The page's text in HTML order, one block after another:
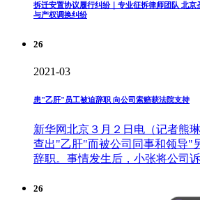
拆迁安置协议履行纠纷｜专业征拆律师团队 北
与产权调换纠纷
26
2021-03
患"乙肝"员工被迫辞职 向公司索赔获法院支持
新华网北京３月２日电（记者熊
查出"乙肝"而被公司同事和领导"
辞职。事情发生后，小张将公司
26